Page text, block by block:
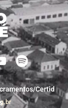
Certid